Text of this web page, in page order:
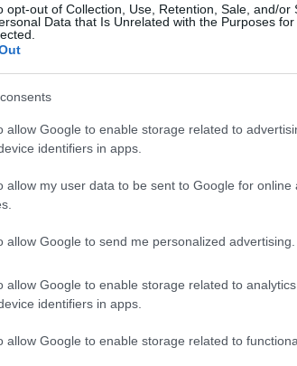
opt-out of Collection, Use, Retention, Sale, and/or
Data that Is Unrelated with the Purposes
allow Google to enable storage related to
identifiers in apps.
allow my user data to be sent to Google for online
allow Google to send me personalized advertising.
allow Google to enable storage related to
identifiers in apps.
allow Google to enable storage related to
ezen pillanatok miatt működtek a
MCU-ban történő
átalakította.
velünk a karaktereket, a
indokolatlanul túltolt kínoskodó